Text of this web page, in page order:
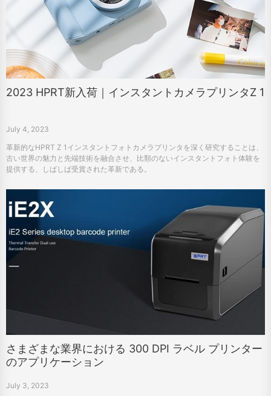
2023 HPRT新入荷｜インスタントカメラプリンタZ 1
July 4, 2023
革新的なHPRT Z 1インスタントフォトカメラプリンタを深く研究することは、
古い世界の魅力と先端技術を融合させ、比類のないインスタントフォト体験を
提供する、しばしば受賞された革新である。
さまざまな業界における 300 DPI ラベル プリンター
のアプリケーション
July 3, 2023